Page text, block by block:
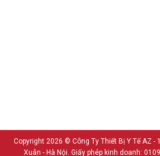
Copyright 2026 © Công Ty Thiết Bị Y Tế AZ -
Xuân - Hà Nội. Giấy phép kinh doanh: